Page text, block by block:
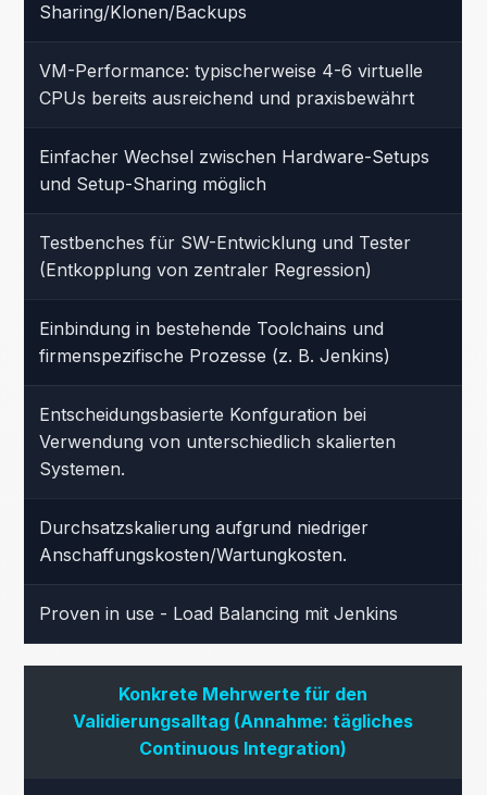
Sharing/Klonen/Backups
VM-Performance: typischerweise 4-6 virtuelle
CPUs bereits ausreichend und praxisbewährt
Einfacher Wechsel zwischen Hardware-Setups
und Setup-Sharing möglich
Testbenches für SW-Entwicklung und Tester
(Entkopplung von zentraler Regression)
Einbindung in bestehende Toolchains und
firmenspezifische Prozesse (z. B. Jenkins)
Entscheidungsbasierte Konfguration bei
Verwendung von unterschiedlich skalierten
Systemen.
Durchsatzskalierung aufgrund niedriger
Anschaffungskosten/Wartungkosten.
Proven in use - Load Balancing mit Jenkins
Konkrete Mehrwerte für den
Validierungsalltag (Annahme: tägliches
Continuous Integration)